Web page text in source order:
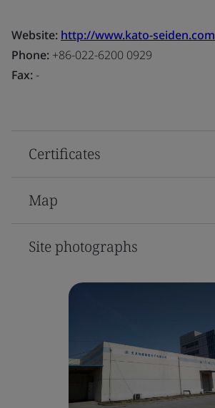
Website: http://www.kato-seiden.com
Phone: +86-022-6200 0929
Fax:-
Certificates
Map
Site photographs